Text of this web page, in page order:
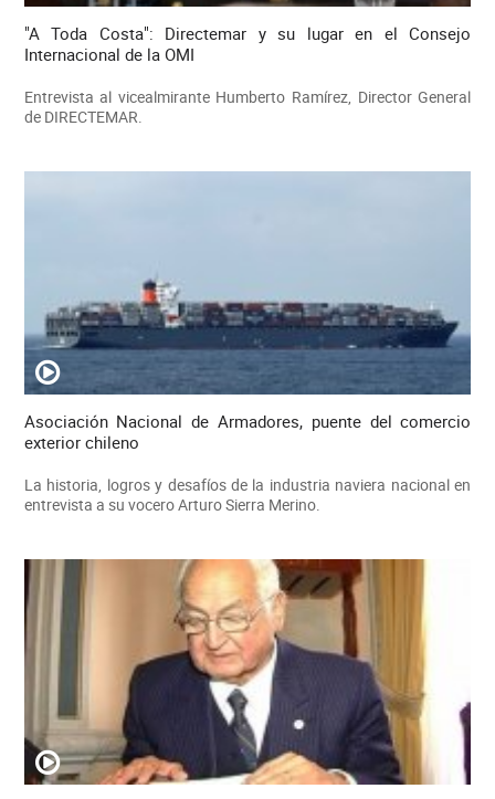
"A Toda Costa": Directemar y su lugar en el Consejo
Internacional de la OMI
Entrevista al vicealmirante Humberto Ramírez, Director General
de DIRECTEMAR.
Asociación Nacional de Armadores, puente del comercio
exterior chileno
La historia, logros y desafíos de la industria naviera nacional en
entrevista a su vocero Arturo Sierra Merino.